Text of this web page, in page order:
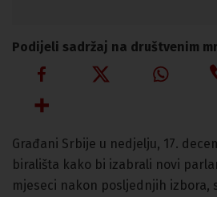
Podijeli sadržaj na društvenim
Građani Srbije u nedjelju, 17.
birališta kako bi izabrali novi
mjeseci nakon posljednjih izbora,